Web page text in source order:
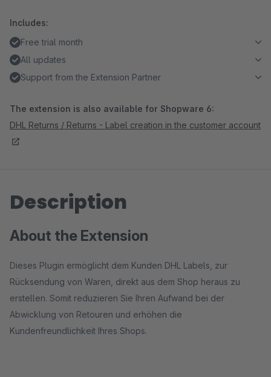
Includes:
Free trial month
All updates
Support from the Extension Partner
The extension is also available for Shopware 6:
DHL Returns / Returns - Label creation in the customer account
Description
About the Extension
Dieses Plugin ermöglicht dem Kunden DHL Labels, zur
Rücksendung von Waren, direkt aus dem Shop heraus zu
erstellen. Somit reduzieren Sie Ihren Aufwand bei der
Abwicklung von Retouren und erhöhen die
Kundenfreundlichkeit Ihres Shops.